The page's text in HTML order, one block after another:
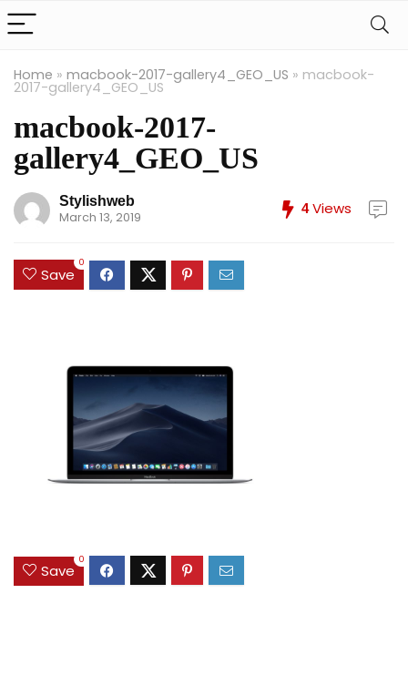
Home » macbook-2017-gallery4_GEO_US » macbook-
2017-gallery4_GEO_US
macbook-2017-
gallery4_GEO_US
Stylishweb
March 13, 2019
4Views
Save
0
Save
0